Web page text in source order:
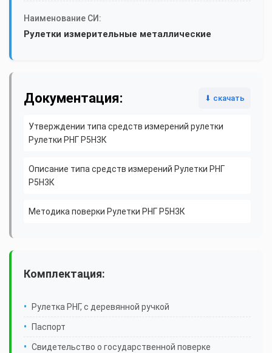
Наименование СИ:
Рулетки измерительные металлические
Документация: ⬇ скачать
Утверждении типа средств измерений рулетки
Рулетки РНГ Р5Н3К
Описание типа средств измерений Рулетки РНГ
Р5Н3К
Методика поверки Рулетки РНГ Р5Н3К
Комплектация:
Рулетка РНГ, с деревянной ручкой
Паспорт
Свидетельство о государственной поверке